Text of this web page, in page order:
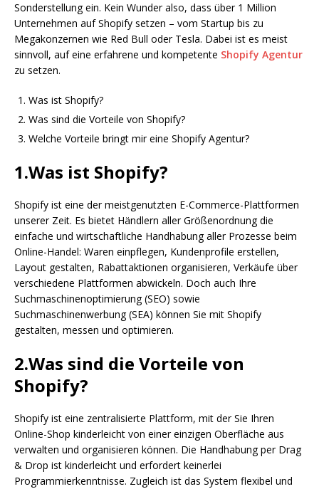
Sonderstellung ein. Kein Wunder also, dass über 1 Million
Unternehmen auf Shopify setzen – vom Startup bis zu
Megakonzernen wie Red Bull oder Tesla. Dabei ist es meist
sinnvoll, auf eine erfahrene und kompetente Shopify Agentur
zu setzen.
Was ist Shopify?
Was sind die Vorteile von Shopify?
Welche Vorteile bringt mir eine Shopify Agentur?
1.Was ist Shopify?
Shopify ist eine der meistgenutzten E-Commerce-Plattformen
unserer Zeit. Es bietet Händlern aller Größenordnung die
einfache und wirtschaftliche Handhabung aller Prozesse beim
Online-Handel: Waren einpflegen, Kundenprofile erstellen,
Layout gestalten, Rabattaktionen organisieren, Verkäufe über
verschiedene Plattformen abwickeln. Doch auch Ihre
Suchmaschinenoptimierung (SEO) sowie
Suchmaschinenwerbung (SEA) können Sie mit Shopify
gestalten, messen und optimieren.
2.Was sind die Vorteile von
Shopify?
Shopify ist eine zentralisierte Plattform, mit der Sie Ihren
Online-Shop kinderleicht von einer einzigen Oberfläche aus
verwalten und organisieren können. Die Handhabung per Drag
& Drop ist kinderleicht und erfordert keinerlei
Programmierkenntnisse. Zugleich ist das System flexibel und